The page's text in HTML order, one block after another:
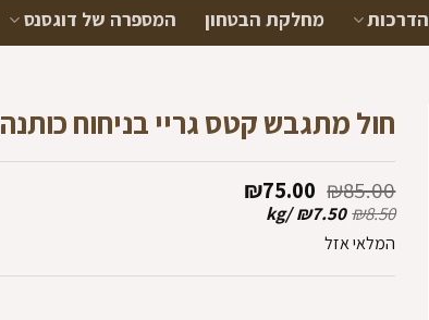
הדרכות מחלקת הבטחון המספרה של דוגסנס
חול מתגבש קטס גריי בניחוח כותנה 10 קג
₪85.00 המחיר
המקורי
היה:
₪75.00 המחיר
₪8.50
₪7.50
/
kg
המלאי אזל